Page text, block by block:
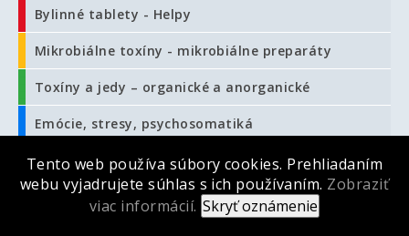
Bylinné tablety - Helpy
Mikrobiálne toxíny - mikrobiálne preparáty
Toxíny a jedy – organické a anorganické
Emócie, stresy, psychosomatiká
Komplexy - konkrétne zameranie
Komplexy Abelie - konkrétne zameranie, fruktóza
Tento web používa súbory cookies. Prehliadaním
webu vyjadrujete súhlas s ich používaním. Zobraziť
viac informácií.